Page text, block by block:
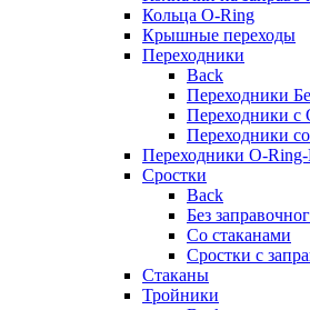
Кольца O-Ring
Крышные переходы
Переходники
Back
Переходники
Переходники с
Переходники
Переходники O-
Сростки
Back
Без
Со стаканами
Сростки с
Стаканы
Тройники